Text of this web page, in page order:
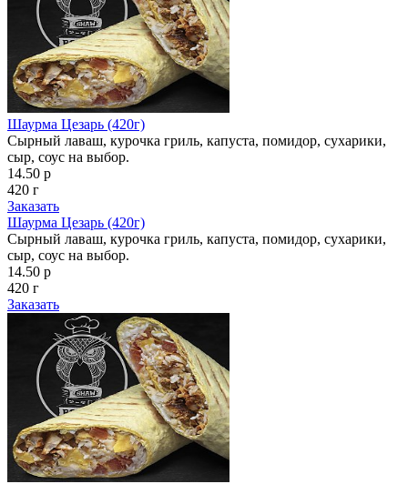
Шаурма Цезарь (420г)
Сырный лаваш, курочка гриль, капуста, помидор, сухарики,
сыр, соус на выбор.
14.50 р
420 г
Заказать
Шаурма Цезарь (420г)
Сырный лаваш, курочка гриль, капуста, помидор, сухарики,
сыр, соус на выбор.
14.50 р
420 г
Заказать